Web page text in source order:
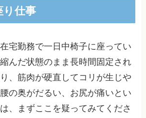
り仕事
宅勤務で一日中椅子に座ってい
んだ状態のまま長時間固定され
、筋肉が硬直してコリが生じや
の奥がだるい、お尻が痛いとい
、まずここを疑ってみてくださ